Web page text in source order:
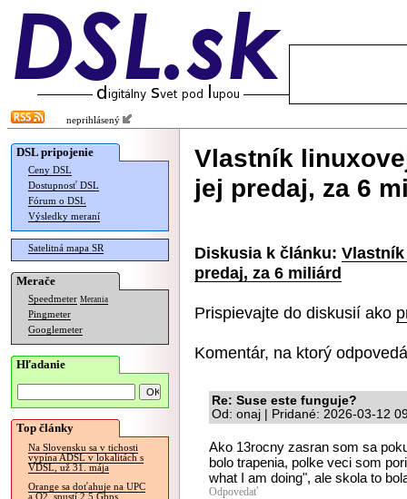
neprihlásený
DSL pripojenie
Ceny DSL
Dostupnosť DSL
Fórum o DSL
Výsledky meraní
Satelitná mapa SR
Merače
Speedmeter Merania
Pingmeter
Googlemeter
Hľadanie
Top články
Na Slovensku sa v tichosti
vypína ADSL v lokalitách s
VDSL, už 31. mája
Orange sa doťahuje na UPC
a O2, spustí 2.5 Gbps
Vlastník
jej predaj, za 6
Diskusia k článku:
predaj, za 6 miliárd
Prispievajte do diskusií ako
Komentár, na ktorý
Re: Suse este funguje?
Od: onaj | Pridané: 2026-03-12
Ako 13rocny zasran som sa
bolo trapenia, polke veci som
what I am doing", ale skola to
Odpovedať